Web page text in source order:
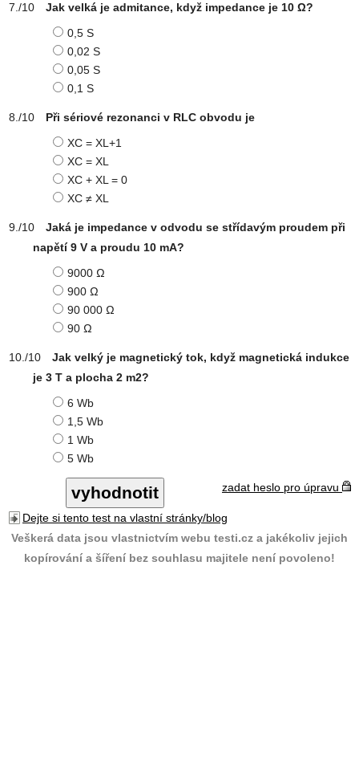
Jak velká je admitance, když impedance je 10 Ω?
0,5 S
0,02 S
0,05 S
0,1 S
Při sériové rezonanci v RLC obvodu je
XC = XL+1
XC = XL
XC + XL = 0
XC ≠ XL
Jaká je impedance v odvodu se střídavým proudem při
napětí 9 V a proudu 10 mA?
9000 Ω
900 Ω
90 000 Ω
90 Ω
Jak velký je magnetický tok, když magnetická indukce
je 3 T a plocha 2 m2?
6 Wb
1,5 Wb
1 Wb
5 Wb
zadat heslo pro úpravu
Dejte si tento test na vlastní stránky/blog
Veškerá data jsou vlastnictvím webu testi.cz a jakékoliv jejich
kopírování a šíření bez souhlasu majitele není povoleno!